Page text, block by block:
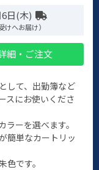
日(木)
けへお届け）
細・ご注文
して、出勤簿など
スにお使いくださ
ラーを選べます。
簡単なカートリッ
色です。